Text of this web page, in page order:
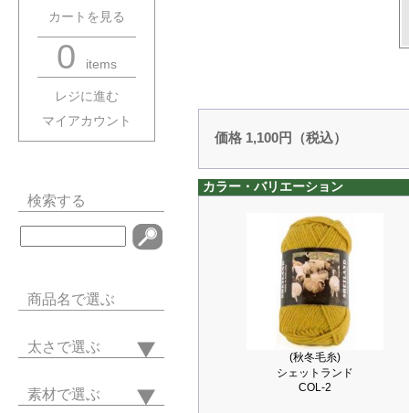
カートを見る
0 items
レジに進む
マイアカウント
検索する
商品名で選ぶ
太さで選ぶ
素材で選ぶ
価格 1,100円（税込）
カラー・バリエーション
(秋冬毛糸)
シェットランド
COL-2